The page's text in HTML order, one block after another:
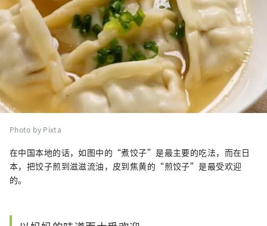
Photo by Pixta
在中国本地的话，如图中的“煮饺子”是最主要的吃法，而在日
本，把饺子煎到滋滋流油，皮到焦黄的“煎饺子”是最受欢迎
的。